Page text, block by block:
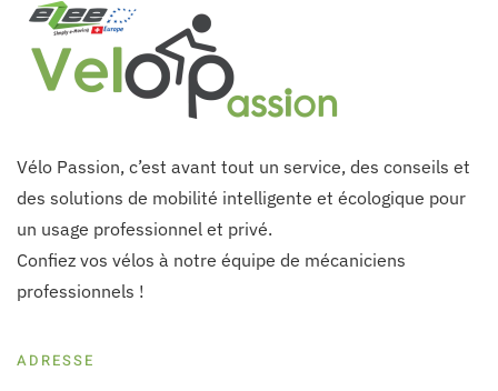
Vélo Passion, c’est avant tout un service, des conseils et
des solutions de mobilité intelligente et écologique pour
un usage professionnel et privé.
Confiez vos vélos à notre équipe de mécaniciens
professionnels !
ADRESSE